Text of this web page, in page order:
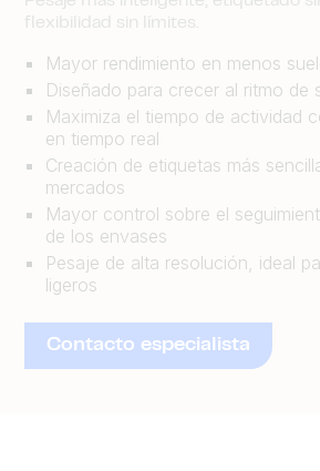
flexibilidad sin límites.
Mayor rendimiento en menos
Diseñado para crecer al ritmo de
Maximiza el tiempo de actividad
en tiempo real
Creación de etiquetas más
mercados
Mayor control sobre el
de los envases
Pesaje de alta resolución, ideal
ligeros
Contacto especialista